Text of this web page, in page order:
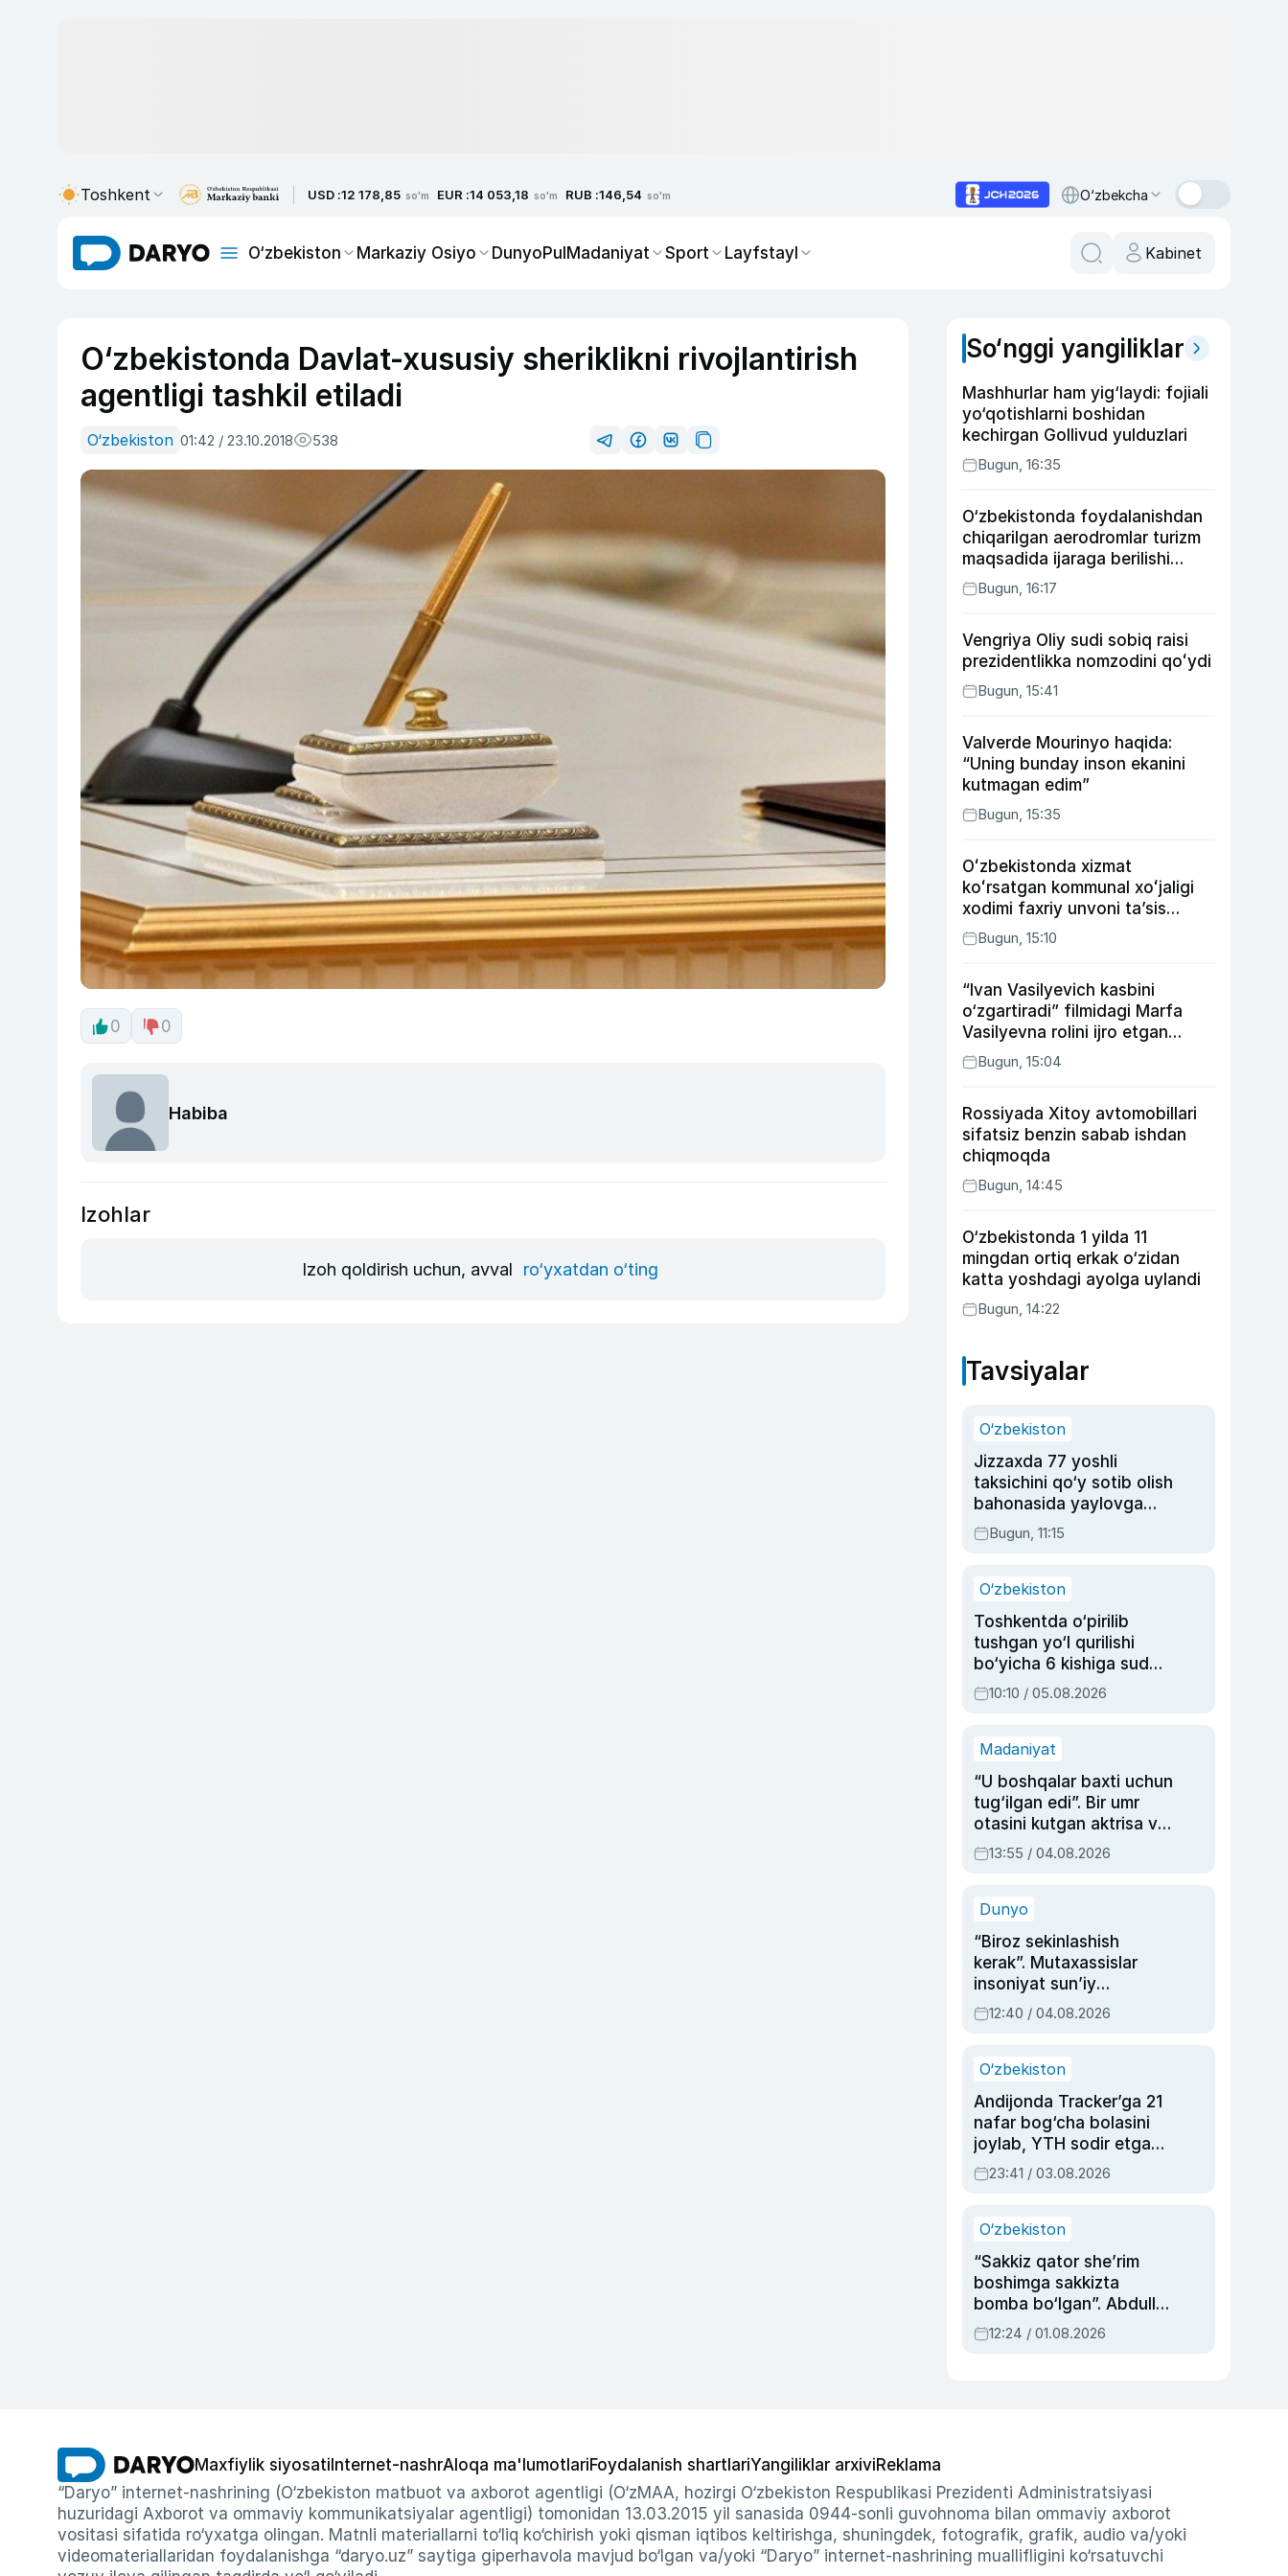
Toshkent USD :12 178,85 so'm EUR :14 053,18 so'm RUB :146,54 so'm O‘zbekcha
O‘zbekiston Markaziy Osiyo DunyoPulMadaniyat Sport Layfstayl Kabinet
O‘zbekistonda Davlat-xususiy sheriklikni rivojlantirish
agentligi tashkil etiladi
O‘zbekiston 01:42 / 23.10.2018 538
0 0
Habiba
Izohlar
Izoh qoldirish uchun, avval ro‘yxatdan o‘ting
So‘nggi yangiliklar
Mashhurlar ham yig‘laydi: fojiali
yo‘qotishlarni boshidan
kechirgan Gollivud yulduzlari
Bugun, 16:35
O‘zbekistonda foydalanishdan
chiqarilgan aerodromlar turizm
maqsadida ijaraga berilishi
mumkin
Bugun, 16:17
Vengriya Oliy sudi sobiq raisi
prezidentlikka nomzodini qoʻydi
Bugun, 15:41
Valverde Mourinyo haqida:
“Uning bunday inson ekanini
kutmagan edim”
Bugun, 15:35
Oʻzbekistonda xizmat
koʻrsatgan kommunal xoʻjaligi
xodimi faxriy unvoni taʼsis
etilishi mumkin
Bugun, 15:10
“Ivan Vasilyevich kasbini
o‘zgartiradi” filmidagi Marfa
Vasilyevna rolini ijro etgan
aktrisaning taqdiri qanday
kechdi?
Bugun, 15:04
Rossiyada Xitoy avtomobillari
sifatsiz benzin sabab ishdan
chiqmoqda
Bugun, 14:45
O‘zbekistonda 1 yilda 11
mingdan ortiq erkak o‘zidan
katta yoshdagi ayolga uylandi
Bugun, 14:22
Tavsiyalar
O‘zbekiston
Jizzaxda 77 yoshli
taksichini qo‘y sotib olish
bahonasida yaylovga
olib borib o‘ldirgan yigit
20 yilga qamaldi
Bugun, 11:15
O‘zbekiston
Toshkentda o‘pirilib
tushgan yo‘l qurilishi
bo‘yicha 6 kishiga sud
hukmi o‘qildi
10:10 / 05.08.2026
Madaniyat
“U boshqalar baxti uchun
tug‘ilgan edi”. Bir umr
otasini kutgan aktrisa va
dublyaj ustasi Rimma
Ahmedovaning
13:55 / 04.08.2026
Dunyo
“Biroz sekinlashish
kerak”. Mutaxassislar
insoniyat sun’iy
intellektni boshqara
olmay qolishidan xavotir
12:40 / 04.08.2026
O‘zbekiston
Andijonda Tracker’ga 21
nafar bog‘cha bolasini
joylab, YTH sodir etgan
ayolga sud hukmi o‘qildi
23:41 / 03.08.2026
O‘zbekiston
“Sakkiz qator she’rim
boshimga sakkizta
bomba bo‘lgan”. Abdulla
Oripovni siyosiy
ayblovlardan asrab
12:24 / 01.08.2026
Maxfiylik siyosati Internet-nashrAloqa ma'lumotlariFoydalanish shartlariYangiliklar arxiviReklama
“Daryo” internet-nashrining (O‘zbekiston matbuot va axborot agentligi (O‘zMAA, hozirgi O‘zbekiston Respublikasi Prezidenti Administratsiyasi
huzuridagi Axborot va ommaviy kommunikatsiyalar agentligi) tomonidan 13.03.2015 yil sanasida 0944-sonli guvohnoma bilan ommaviy axborot
vositasi sifatida ro‘yxatga olingan. Matnli materiallarni to‘liq ko‘chirish yoki qisman iqtibos keltirishga, shuningdek, fotografik, grafik, audio va/yoki
videomateriallaridan foydalanishga “daryo.uz” saytiga giperhavola mavjud bo‘lgan va/yoki “Daryo” internet-nashrining muallifligini ko‘rsatuvchi